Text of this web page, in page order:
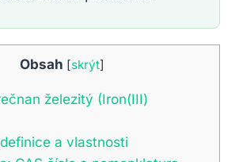
Obsah [skrýt]
železitý (Iron(III)
a vlastnosti